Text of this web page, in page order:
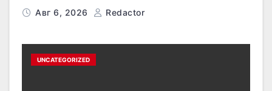
Авг 6, 2026 Redactor
UNCATEGORIZED